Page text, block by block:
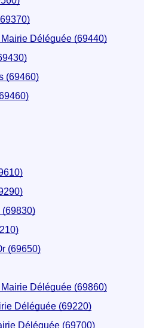
Déléguée (69440)
(69460)
(69830)
(69650)
Déléguée (69860)
Déléguée (69220)
Déléguée (69700)